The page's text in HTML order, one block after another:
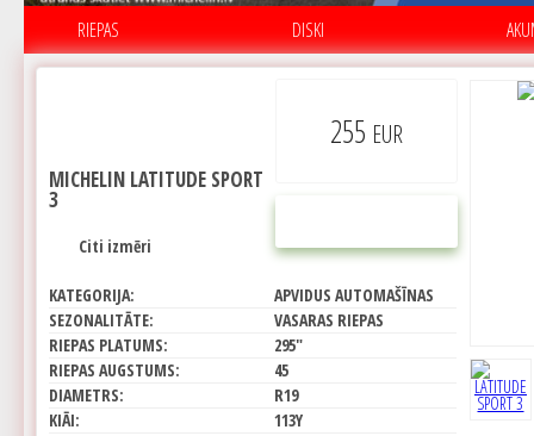
RIEPAS DISKI
255 EUR
MICHELIN LATITUDE SPORT
3
Citi izmēri
KATEGORIJA:
APVIDUS AUTOMAŠĪNAS
SEZONALITĀTE:
VASARAS RIEPAS
RIEPAS PLATUMS:
295"
RIEPAS AUGSTUMS:
45
DIAMETRS:
R19
KIĀI:
113Y